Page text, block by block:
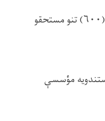
۶۰۰) تنو مستحقو
مؤسسې